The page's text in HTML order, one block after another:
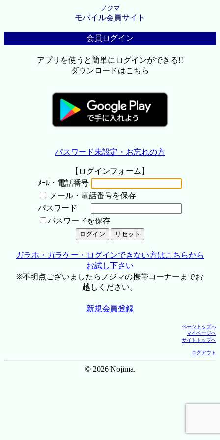
ノジマ
モバイル会員サイト
会員ログイン
アプリを使うと簡単にログインができる!!
ダウンロードはこちら
パスワード未設定・お忘れの方
【ログインフォーム】
ﾒｰﾙ・電話番号
メール・電話番号を保存
パスワード
パスワードを保存
ガラホ・ガラケー・ログインできない方はこちらから
お試し下さい
※不明点ございましたらノジマの携帯コーナーまでお
越しください。
新規会員登録
ページトップへ
マイページへ
サイトトップへ
ログアウト
© 2026 Nojima.